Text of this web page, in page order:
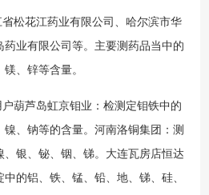
松花江药业有限公司、哈尔滨市华
业有限公司等。主要测药品当中的
、锌等含量。
葫芦岛虹京钼业：检测定钼铁中的
、钠等的含量。河南洛铜集团：测
银、铋、铟、锑。大连瓦房店恒达
的铝、铁、锰、铅、地、锑、硅、